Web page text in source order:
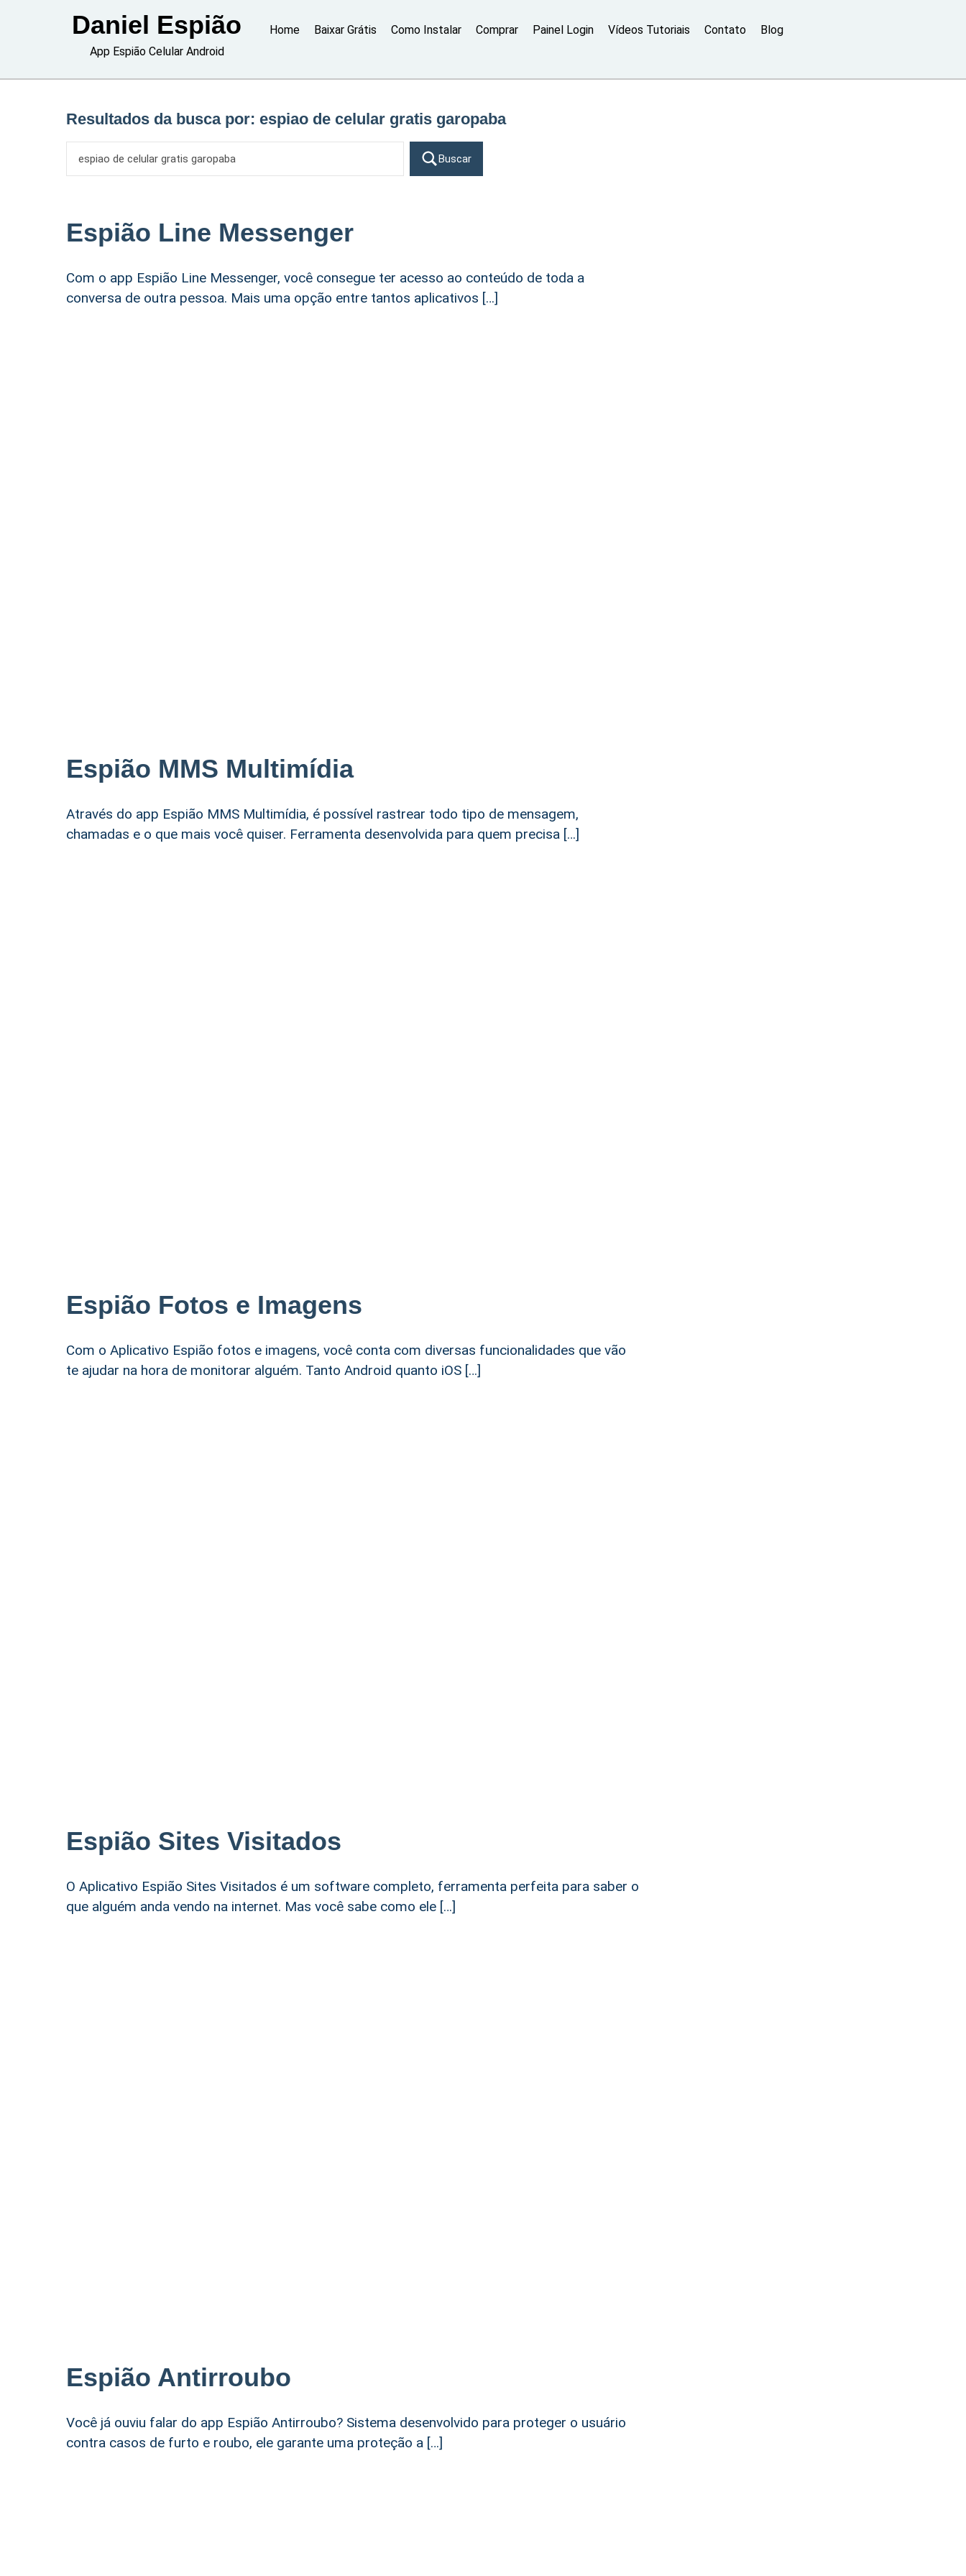
Daniel Espião
App Espião Celular Android
Home Baixar Grátis Como Instalar Comprar Painel Login Vídeos Tutoriais Contato Blog
Resultados da busca por: espiao de celular gratis garopaba
Buscar
Espião Line Messenger
Com o app Espião Line Messenger, você consegue ter acesso ao conteúdo de toda a
conversa de outra pessoa. Mais uma opção entre tantos aplicativos […]
Espião MMS Multimídia
Através do app Espião MMS Multimídia, é possível rastrear todo tipo de mensagem,
chamadas e o que mais você quiser. Ferramenta desenvolvida para quem precisa […]
Espião Fotos e Imagens
Com o Aplicativo Espião fotos e imagens, você conta com diversas funcionalidades que vão
te ajudar na hora de monitorar alguém. Tanto Android quanto iOS […]
Espião Sites Visitados
O Aplicativo Espião Sites Visitados é um software completo, ferramenta perfeita para saber o
que alguém anda vendo na internet. Mas você sabe como ele […]
Espião Antirroubo
Você já ouviu falar do app Espião Antirroubo? Sistema desenvolvido para proteger o usuário
contra casos de furto e roubo, ele garante uma proteção a […]